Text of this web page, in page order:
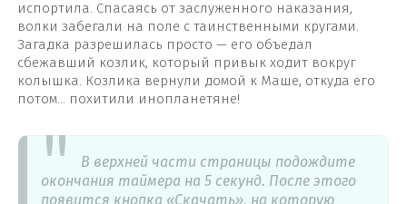
испортила. Спасаясь от заслуженного наказания,
волки забегали на поле с таинственными кругами.
Загадка разрешилась просто — его объедал
сбежавший козлик, который привык ходит вокруг
колышка. Козлика вернули домой к Маше, откуда его
потом… похитили инопланетяне!
В верхней части страницы подождите
окончания таймера на 5 секунд. После этого
появится кнопка «Скачать», на которую